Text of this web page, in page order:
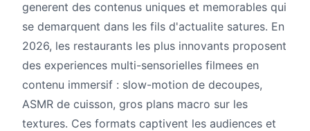
generent des contenus uniques et memorables qui
se demarquent dans les fils d'actualite satures. En
2026, les restaurants les plus innovants proposent
des experiences multi-sensorielles filmees en
contenu immersif : slow-motion de decoupes,
ASMR de cuisson, gros plans macro sur les
textures. Ces formats captivent les audiences et